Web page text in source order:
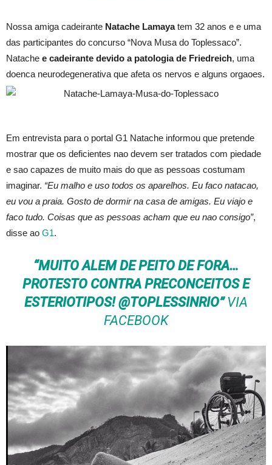
Nossa amiga cadeirante Natache Lamayatem 32 anos e e uma
das participantes do concurso “Nova Musa do Toplessaco”.
Natache e cadeirante devido a patologia de Friedreich, uma
doenca neurodegenerativa que afeta os nervos e alguns orgaoes.
Em entrevista para o portal G1 Natache informou que pretende
mostrar que os deficientes nao devem ser tratados com piedade
e sao capazes de muito mais do que as pessoas costumam
imaginar. “Eu malho e uso todos os aparelhos. Eu faco natacao,
eu vou a praia. Gosto de dormir na casa de amigas. Eu viajo e
faco tudo. Coisas que as pessoas acham que eu nao consigo”,
disse ao G1.
“MUITO ALEM DE PEITO DE FORA…
PROTESTO CONTRA PRECONCEITOS E
ESTERIOTIPOS! @TOPLESSINRIO”VIA
FACEBOOK